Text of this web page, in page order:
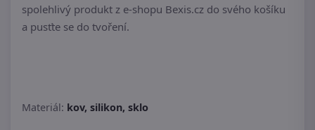
spolehlivý produkt z e-shopu Bexis.cz do svého košíku
a pusťte se do tvoření.
Materiál: kov, silikon, sklo